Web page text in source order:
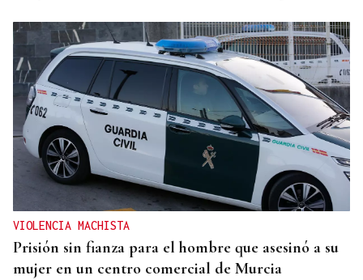
VIOLENCIA MACHISTA
Prisión sin fianza para el hombre que asesinó a su
mujer en un centro comercial de Murcia